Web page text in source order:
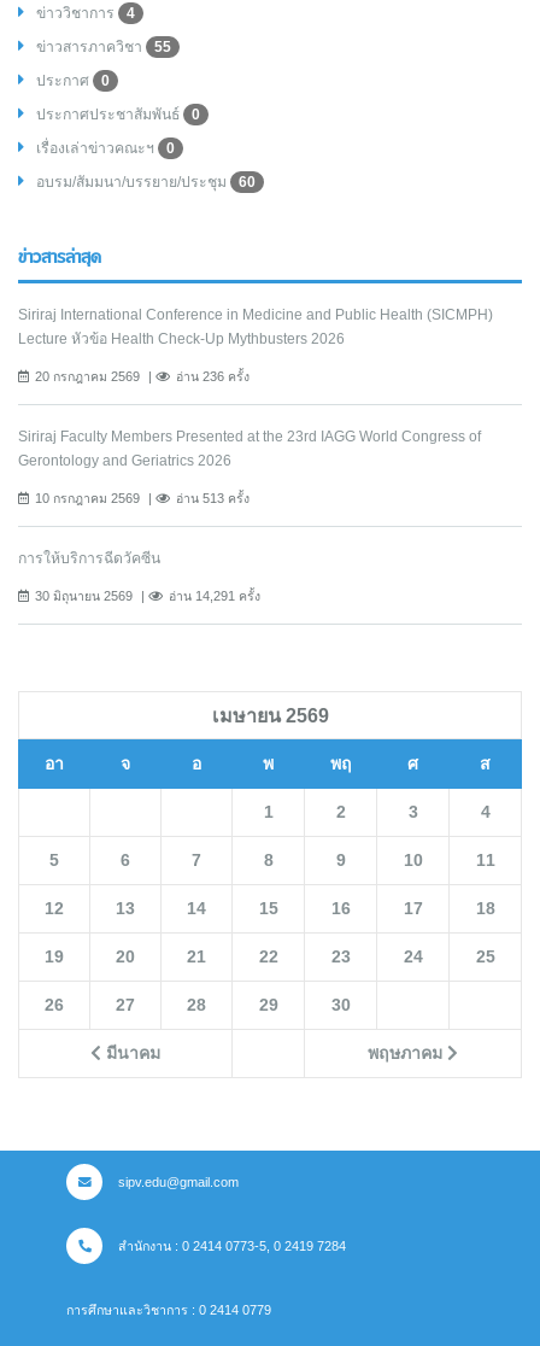
ข่าววิชาการ
4
ข่าวสารภาควิชา
55
ประกาศ
0
ประกาศประชาสัมพันธ์
0
เรื่องเล่าข่าวคณะฯ
0
อบรม/สัมมนา/บรรยาย/ประชุม
60
ข่าวสารล่าสุด
Siriraj International Conference in Medicine and Public Health (SICMPH)
Lecture หัวข้อ Health Check-Up Mythbusters 2026
20 กรกฎาคม 2569 อ่าน 236 ครั้ง
Siriraj Faculty Members Presented at the 23rd IAGG World Congress of
Gerontology and Geriatrics 2026
10 กรกฎาคม 2569 อ่าน 513 ครั้ง
การให้บริการฉีดวัคซีน
30 มิถุนายน 2569 อ่าน 14,291 ครั้ง
เมษายน 2569
อา จ อ พ พฤ ศ ส
มีนาคม พฤษภาคม
1 2 3 4
5 6 7 8 9 10 11
12 13 14 15 16 17 18
19 20 21 22 23 24 25
26 27 28 29 30
sipv.edu@gmail.com
สำนักงาน : 0 2414 0773-5, 0 2419 7284
การศึกษาและวิชาการ : 0 2414 0779